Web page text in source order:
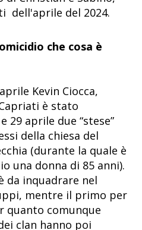
dell'aprile del 2024.
che cosa è
Kevin Ciocca,
è stato
29 aprile due “stese”
della chiesa del
(durante la quale è
una donna di 85 anni).
da inquadrare nel
mentre il primo per
quanto comunque
clan hanno poi